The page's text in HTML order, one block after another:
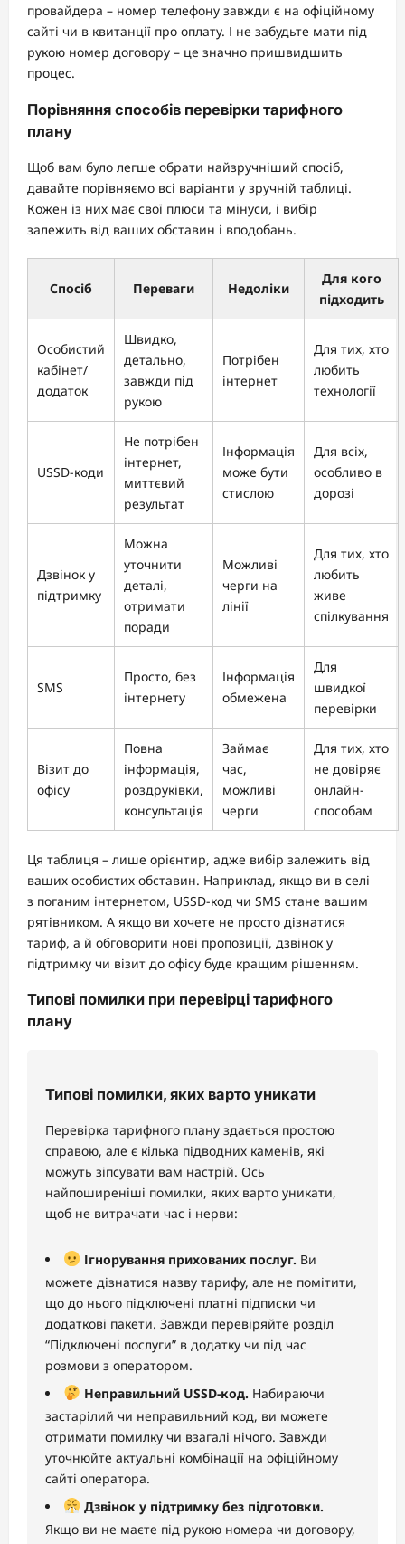
провайдера – номер телефону завжди є на офіційному
сайті чи в квитанції про оплату. І не забудьте мати під
рукою номер договору – це значно пришвидшить
процес.
Порівняння способів перевірки тарифного
плану
Щоб вам було легше обрати найзручніший спосіб,
давайте порівняємо всі варіанти у зручній таблиці.
Кожен із них має свої плюси та мінуси, і вибір
залежить від ваших обставин і вподобань.
Спосіб Переваги Недоліки
Для кого
підходить
Особистий
кабінет/
додаток
Швидко,
детально,
завжди під
рукою
Потрібен
інтернет
Для тих, хто
любить
технології
USSD-коди
Не потрібен
інтернет,
миттєвий
результат
Інформація
може бути
стислою
Для всіх,
особливо в
дорозі
Дзвінок у
підтримку
Можна
уточнити
деталі,
отримати
поради
Можливі
черги на
лінії
Для тих, хто
любить
живе
спілкування
SMS
Просто, без
інтернету
Інформація
обмежена
Для
швидкої
перевірки
Візит до
офісу
Повна
інформація,
роздруківки,
консультація
Займає
час,
можливі
черги
Для тих, хто
не довіряє
онлайн-
способам
Ця таблиця – лише орієнтир, адже вибір залежить від
ваших особистих обставин. Наприклад, якщо ви в селі
з поганим інтернетом, USSD-код чи SMS стане вашим
рятівником. А якщо ви хочете не просто дізнатися
тариф, а й обговорити нові пропозиції, дзвінок у
підтримку чи візит до офісу буде кращим рішенням.
Типові помилки при перевірці тарифного
плану
Типові помилки, яких варто уникати
Перевірка тарифного плану здається простою
справою, але є кілька підводних каменів, які
можуть зіпсувати вам настрій. Ось
найпоширеніші помилки, яких варто уникати,
щоб не витрачати час і нерви:
Ігнорування прихованих послуг. Ви
можете дізнатися назву тарифу, але не помітити,
що до нього підключені платні підписки чи
додаткові пакети. Завжди перевіряйте розділ
“Підключені послуги” в додатку чи під час
розмови з оператором.
Неправильний USSD-код. Набираючи
застарілий чи неправильний код, ви можете
отримати помилку чи взагалі нічого. Завжди
уточнюйте актуальні комбінації на офіційному
сайті оператора.
Дзвінок у підтримку без підготовки.
Якщо ви не маєте під рукою номера чи договору,